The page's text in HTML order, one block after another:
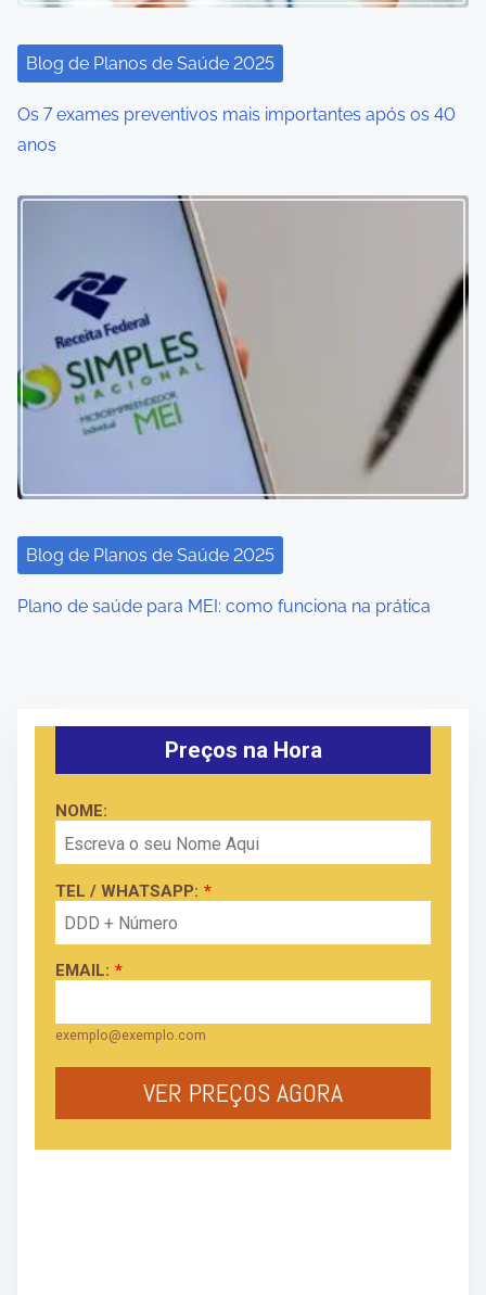
Blog de Planos de Saúde 2025
Os 7 exames preventivos mais importantes após os 40
anos
Blog de Planos de Saúde 2025
Plano de saúde para MEI: como funciona na prática